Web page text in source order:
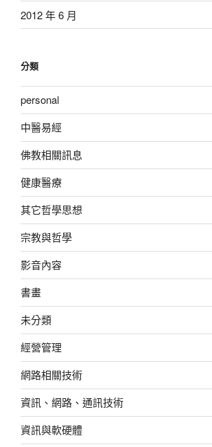
2012 年 6 月
分類
personal
中醫易經
佛教相關訊息
健康醫療
其它哲學思想
宗教與哲學
影音內容
書畫
未分類
經營管理
網路相關技術
資訊、網路、通訊技術
資訊與軟硬體